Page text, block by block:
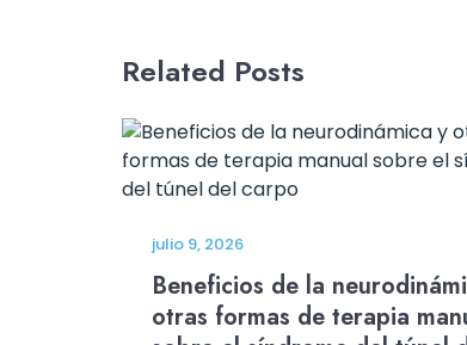
Related Posts
julio 9, 2026
Beneficios de la
otras formas de terapia